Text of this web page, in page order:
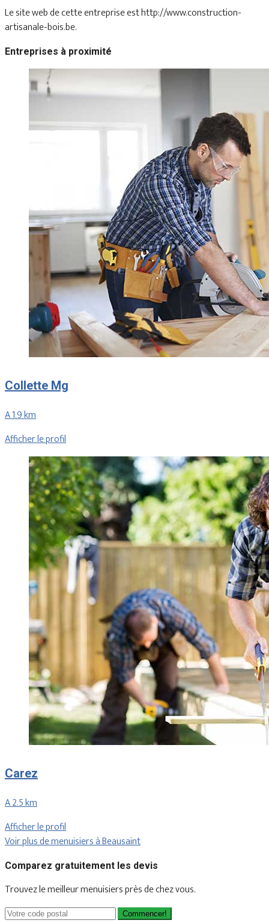
Le site web de cette entreprise est http://www.construction-
artisanale-bois.be.
Entreprises à proximité
Collette Mg
A 1.9 km
Afficher le profil
Carez
A 2.5 km
Afficher le profil
Voir plus de menuisiers à Beausaint
Comparez gratuitement les devis
Trouvez le meilleur menuisiers près de chez vous.
Commencer!